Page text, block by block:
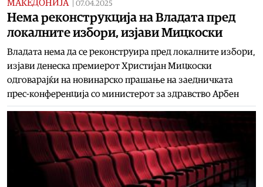
МАКЕДОНИЈА 07.04.2025
Нема реконструкција на Владата пред
локалните избори, изјави Мицкоски
Владата нема да се реконструира пред локалните избори,
изјави денеска премиерот Христијан Мицкоски
одговарајќи на новинарско прашање на заедничката
прес-конференција со министерот за здравство Арбен